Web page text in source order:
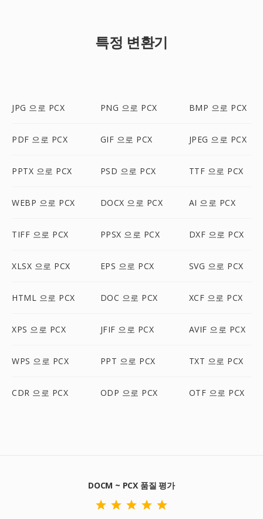
특정 변환기
JPG 으로 PCX PNG 으로 PCX BMP 으로 PCX
PDF 으로 PCX GIF 으로 PCX JPEG 으로 PCX
PPTX 으로 PCX PSD 으로 PCX TTF 으로 PCX
WEBP 으로 PCX DOCX 으로 PCX AI 으로 PCX
TIFF 으로 PCX PPSX 으로 PCX DXF 으로 PCX
XLSX 으로 PCX EPS 으로 PCX SVG 으로 PCX
HTML 으로 PCX DOC 으로 PCX XCF 으로 PCX
XPS 으로 PCX JFIF 으로 PCX AVIF 으로 PCX
WPS 으로 PCX PPT 으로 PCX TXT 으로 PCX
CDR 으로 PCX ODP 으로 PCX OTF 으로 PCX
DOCM ~ PCX 품질 평가